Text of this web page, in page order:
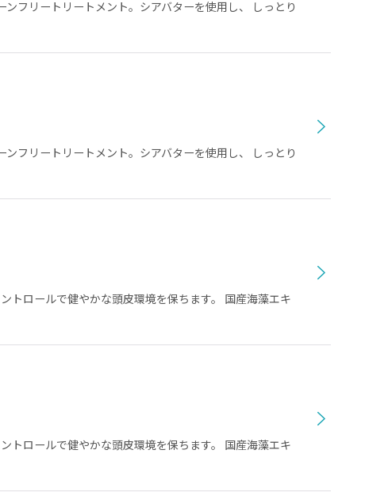
フリートリートメント。シアバターを使用し、 しっとり
フリートリートメント。シアバターを使用し、 しっとり
ロールで健やかな頭皮環境を保ちます。 国産海藻エキ
ロールで健やかな頭皮環境を保ちます。 国産海藻エキ